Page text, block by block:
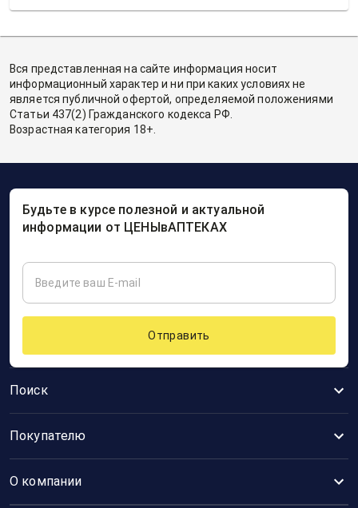
Вся представленная на сайте информация носит
информационный характер и ни при каких условиях не
является публичной офертой, определяемой положениями
Статьи 437(2) Гражданского кодекса РФ.
Возрастная категория 18+.
Поиск
Покупателю
О компании
Будьте в курсе полезной и актуальной
информации от ЦЕНЫвАПТЕКАХ
Отправить